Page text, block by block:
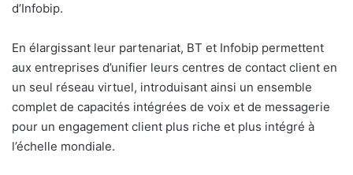
d’Infobip.
En élargissant leur partenariat, BT et Infobip permettent
aux entreprises d’unifier leurs centres de contact client en
un seul réseau virtuel, introduisant ainsi un ensemble
complet de capacités intégrées de voix et de messagerie
pour un engagement client plus riche et plus intégré à
l’échelle mondiale.